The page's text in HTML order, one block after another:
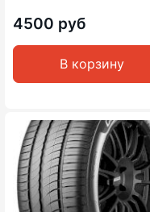
4500 руб
В корзину